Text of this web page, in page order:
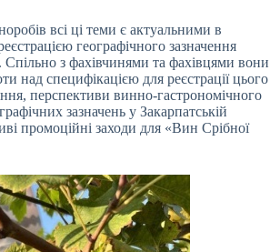
всі ці теми є актуальними в
географічного зазначення
Спільно з фахівчинями та фахівцями вони
над специфікацією для реєстрації цього
перспективи винно-гастрономічного
зазначень у Закарпатській
промоційні заходи для «Вин Срібної